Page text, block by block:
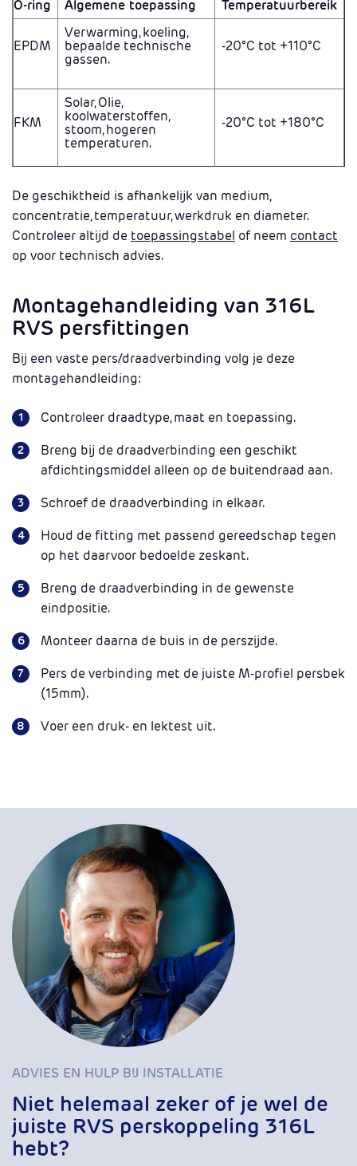
O-ring Algemene toepassing Temperatuurbereik
EPDM
Verwarming, koeling,
bepaalde technische
gassen.
-20°C tot +110°C
FKM
Solar, Olie,
koolwaterstoffen,
stoom, hogeren
temperaturen.
-20°C tot +180°C
De geschiktheid is afhankelijk van medium,
concentratie, temperatuur, werkdruk en diameter.
Controleer altijd de toepassingstabel of neem contact
op voor technisch advies.
Montagehandleiding van 316L
RVS persfittingen
Bij een vaste pers/draadverbinding volg je deze
montagehandleiding:
Controleer draadtype, maat en toepassing.
Breng bij de draadverbinding een geschikt
afdichtingsmiddel alleen op de buitendraad aan.
Schroef de draadverbinding in elkaar.
Houd de fitting met passend gereedschap tegen
op het daarvoor bedoelde zeskant.
Breng de draadverbinding in de gewenste
eindpositie.
Monteer daarna de buis in de perszijde.
Pers de verbinding met de juiste M-profiel persbek
(15mm).
Voer een druk- en lektest uit.
ADVIES EN HULP BIJ INSTALLATIE
Niet helemaal zeker of je wel de
juiste RVS perskoppeling 316L
hebt?